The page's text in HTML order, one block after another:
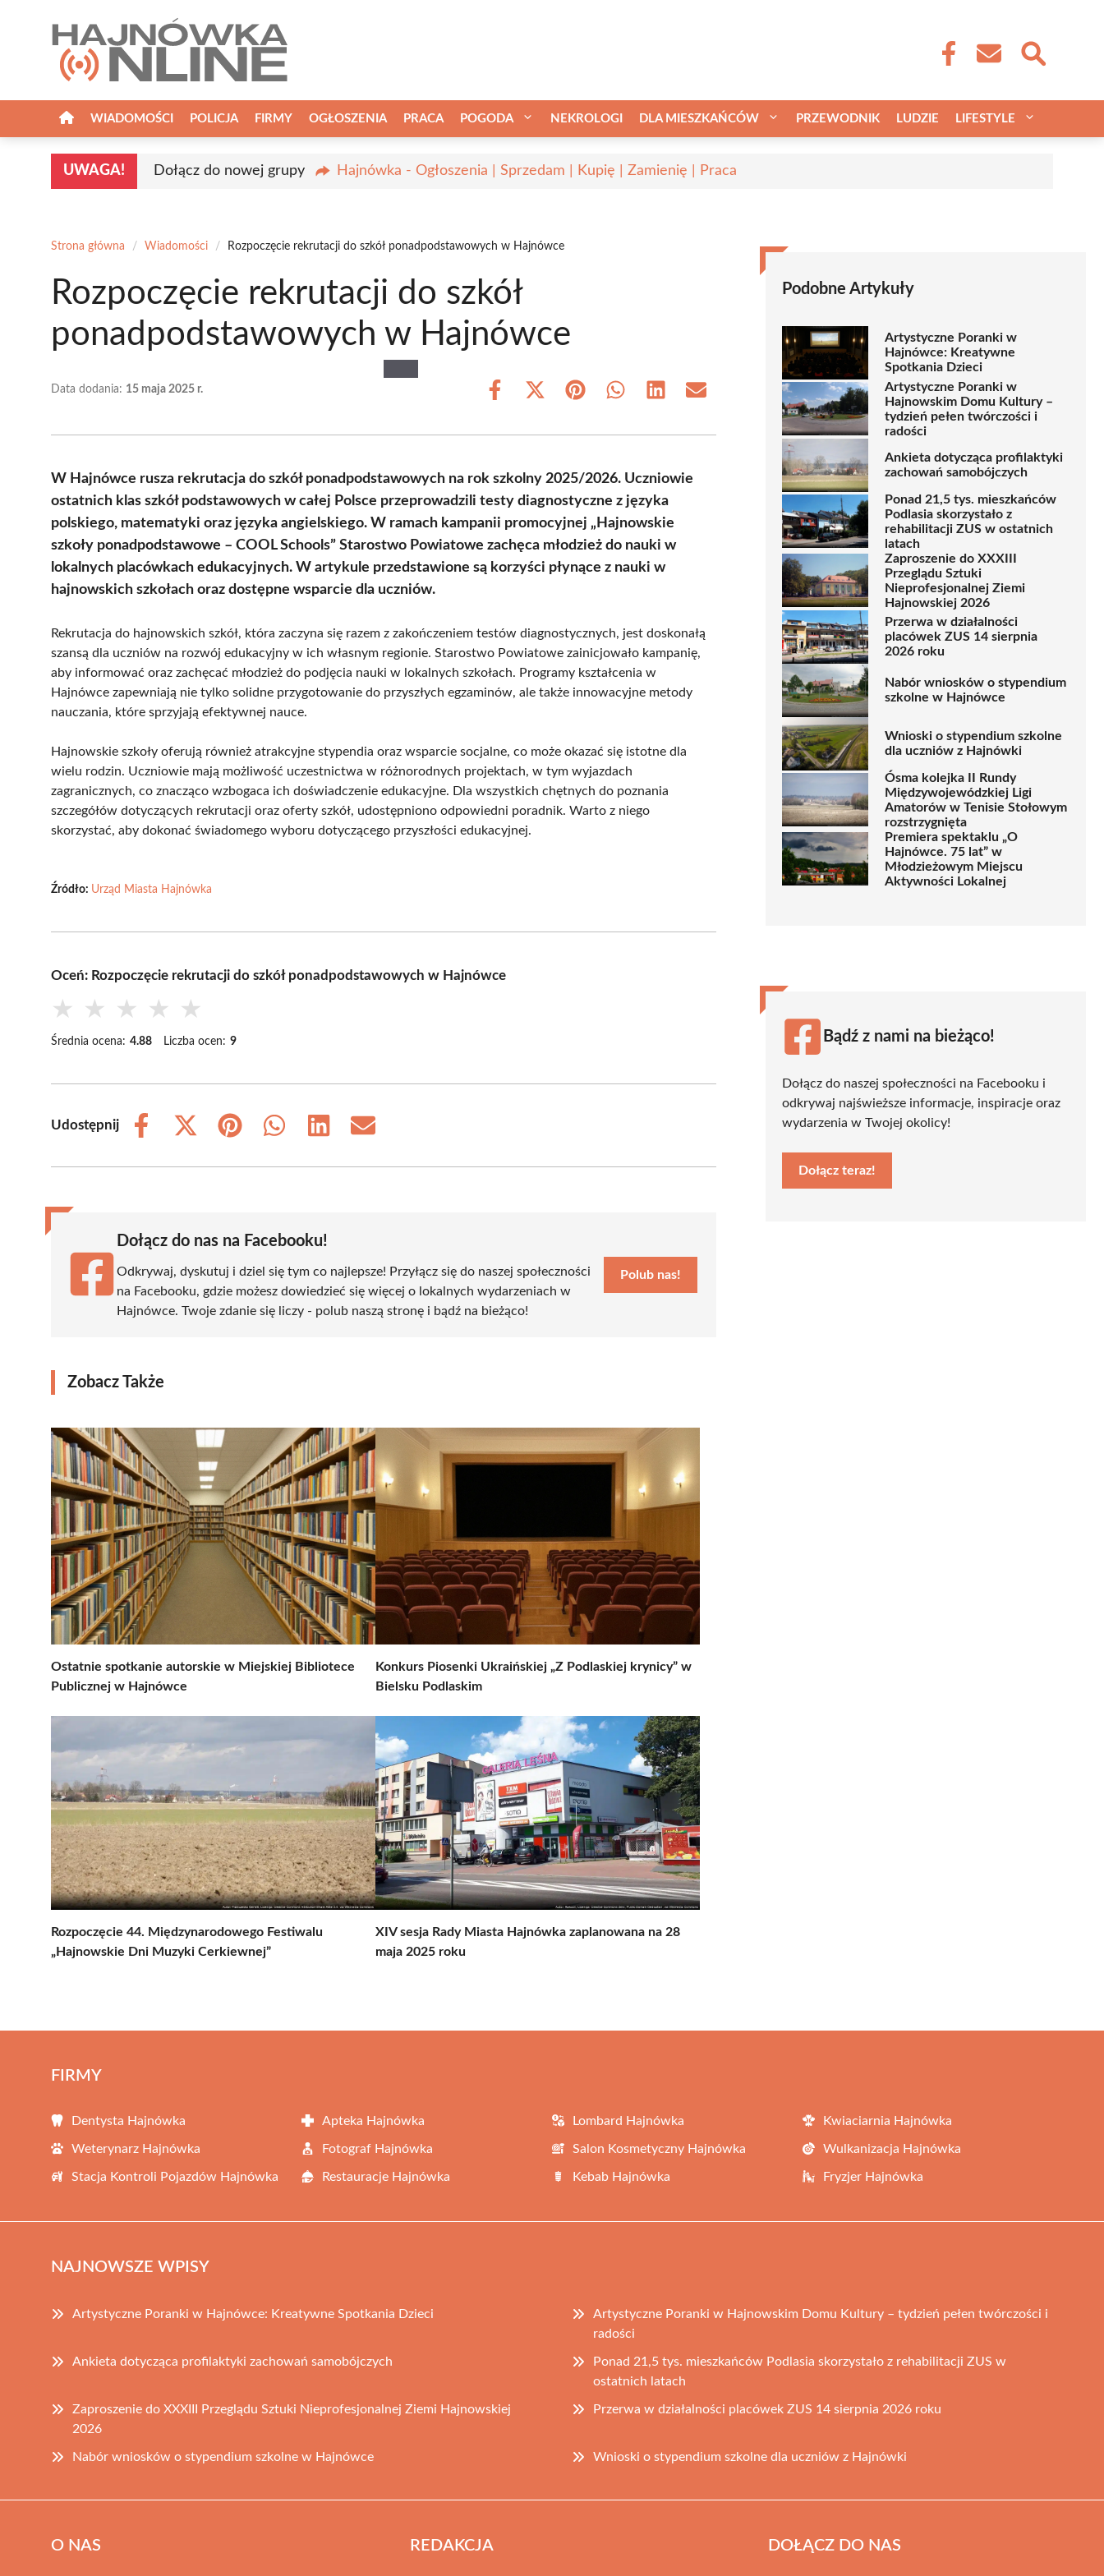
WIADOMOŚCI POLICJA FIRMY OGŁOSZENIA PRACA POGODA NEKROLOGI DLA MIESZKAŃCÓW PRZEWODNIK LUDZIE LIFESTYLE
UWAGA! Dołącz do nowej grupy Hajnówka - Ogłoszenia | Sprzedam | Kupię | Zamienię | Praca
Strona główna / Wiadomości / Rozpoczęcie rekrutacji do szkół ponadpodstawowych w Hajnówce
Rozpoczęcie rekrutacji do szkół
ponadpodstawowych w Hajnówce
Data dodania: 15 maja 2025 r.
Share
Share
(Twitter)
Share Share Share Share
W Hajnówce rusza rekrutacja do szkół ponadpodstawowych na rok szkolny 2025/2026. Uczniowie
ostatnich klas szkół podstawowych w całej Polsce przeprowadzili testy diagnostyczne z języka
polskiego, matematyki oraz języka angielskiego. W ramach kampanii promocyjnej „Hajnowskie
szkoły ponadpodstawowe – COOL Schools” Starostwo Powiatowe zachęca młodzież do nauki w
lokalnych placówkach edukacyjnych. W artykule przedstawione są korzyści płynące z nauki w
hajnowskich szkołach oraz dostępne wsparcie dla uczniów.
Rekrutacja do hajnowskich szkół, która zaczyna się razem z zakończeniem testów diagnostycznych, jest doskonałą
szansą dla uczniów na rozwój edukacyjny w ich własnym regionie. Starostwo Powiatowe zainicjowało kampanię,
aby informować oraz zachęcać młodzież do podjęcia nauki w lokalnych szkołach. Programy kształcenia w
Hajnówce zapewniają nie tylko solidne przygotowanie do przyszłych egzaminów, ale także innowacyjne metody
nauczania, które sprzyjają efektywnej nauce.
Hajnowskie szkoły oferują również atrakcyjne stypendia oraz wsparcie socjalne, co może okazać się istotne dla
wielu rodzin. Uczniowie mają możliwość uczestnictwa w różnorodnych projektach, w tym wyjazdach
zagranicznych, co znacząco wzbogaca ich doświadczenie edukacyjne. Dla wszystkich chętnych do poznania
szczegółów dotyczących rekrutacji oraz oferty szkół, udostępniono odpowiedni poradnik. Warto z niego
skorzystać, aby dokonać świadomego wyboru dotyczącego przyszłości edukacyjnej.
Źródło: Urząd Miasta Hajnówka
Oceń: Rozpoczęcie rekrutacji do szkół ponadpodstawowych w Hajnówce
★ ★ ★ ★ ★
Średnia ocena: 4.88 Liczba ocen: 9
Udostępnij
Share
Share
(Twitter)
Share
Share
Share
Share
Dołącz do nas na Facebooku!
Odkrywaj, dyskutuj i dziel się tym co najlepsze! Przyłącz się do naszej społeczności
na Facebooku, gdzie możesz dowiedzieć się więcej o lokalnych wydarzeniach w
Hajnówce. Twoje zdanie się liczy - polub naszą stronę i bądź na bieżąco!
Polub nas!
Zobacz Także
Ostatnie spotkanie autorskie w Miejskiej Bibliotece
Publicznej w Hajnówce
Konkurs Piosenki Ukraińskiej „Z Podlaskiej krynicy” w
Bielsku Podlaskim
Rozpoczęcie 44. Międzynarodowego Festiwalu
„Hajnowskie Dni Muzyki Cerkiewnej”
XIV sesja Rady Miasta Hajnówka zaplanowana na 28
maja 2025 roku
Podobne Artykuły
Artystyczne Poranki w
Hajnówce: Kreatywne
Spotkania Dzieci
Artystyczne Poranki w
Hajnowskim Domu Kultury –
tydzień pełen twórczości i
radości
Ankieta dotycząca profilaktyki
zachowań samobójczych
Ponad 21,5 tys. mieszkańców
Podlasia skorzystało z
rehabilitacji ZUS w ostatnich
latach
Zaproszenie do XXXIII
Przeglądu Sztuki
Nieprofesjonalnej Ziemi
Hajnowskiej 2026
Przerwa w działalności
placówek ZUS 14 sierpnia
2026 roku
Nabór wniosków o stypendium
szkolne w Hajnówce
Wnioski o stypendium szkolne
dla uczniów z Hajnówki
Ósma kolejka II Rundy
Międzywojewódzkiej Ligi
Amatorów w Tenisie Stołowym
rozstrzygnięta
Premiera spektaklu „O
Hajnówce. 75 lat” w
Młodzieżowym Miejscu
Aktywności Lokalnej
Bądź z nami na bieżąco!
Dołącz do naszej społeczności na Facebooku i
odkrywaj najświeższe informacje, inspiracje oraz
wydarzenia w Twojej okolicy!
Dołącz teraz!
FIRMY
Dentysta Hajnówka Apteka Hajnówka Lombard Hajnówka Kwiaciarnia Hajnówka
Weterynarz Hajnówka Fotograf Hajnówka Salon Kosmetyczny Hajnówka Wulkanizacja Hajnówka
Stacja Kontroli Pojazdów Hajnówka Restauracje Hajnówka Kebab Hajnówka Fryzjer Hajnówka
NAJNOWSZE WPISY
Artystyczne Poranki w Hajnówce: Kreatywne Spotkania Dzieci
Artystyczne Poranki w Hajnowskim Domu Kultury – tydzień pełen twórczości i
radości
Ankieta dotycząca profilaktyki zachowań samobójczych
Ponad 21,5 tys. mieszkańców Podlasia skorzystało z rehabilitacji ZUS w
ostatnich latach
Zaproszenie do XXXIII Przeglądu Sztuki Nieprofesjonalnej Ziemi Hajnowskiej
2026
Przerwa w działalności placówek ZUS 14 sierpnia 2026 roku
Nabór wniosków o stypendium szkolne w Hajnówce Wnioski o stypendium szkolne dla uczniów z Hajnówki
O NAS REDAKCJA DOŁĄCZ DO NAS